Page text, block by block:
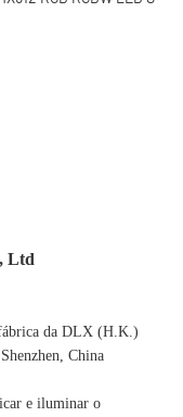
da DLX (H.K.)
China
e iluminar o